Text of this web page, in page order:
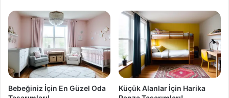
Bebeğiniz İçin En Güzel Oda
Küçük Alanlar İçin Harika